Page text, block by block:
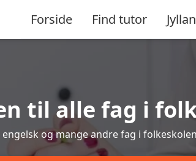
Forside Find tutor
til alle fag i
og mange andre fag i